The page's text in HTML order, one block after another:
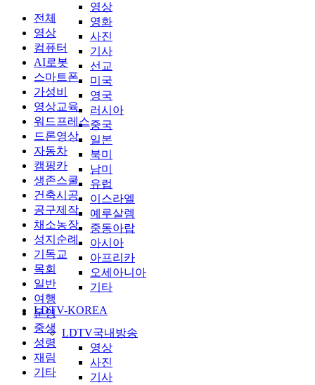
영상
영화
사진
기사
선교
미국
영국
러시아
중국
일본
북미
남미
유럽
이스라엘
예루살렘
중동아랍
아시아
아프리카
오세아니아
기타
LDTV-KOREA
LDTV국내방송
영상
사진
기사
전체
영상
컴퓨터
AI로봇
스마트폰
가성비
영상교육
워드프레스
드론영상
자동차
캠핑카
생존스쿨
건축시공
공구제작
채소농장
성지순례
기독교
목회
일반
여행
운영
중생
성령
재림
기타